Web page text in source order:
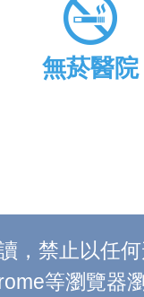
無菸醫院
，禁止以任
等瀏覽器瀏